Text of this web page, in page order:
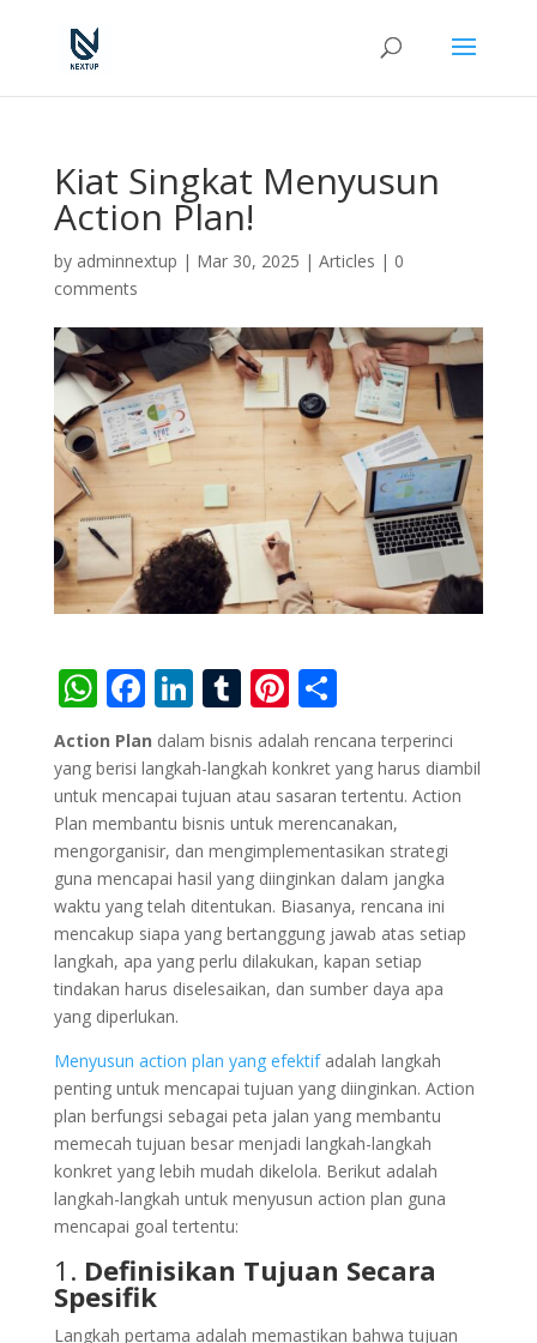
Kiat Singkat Menyusun
Action Plan!
by adminnextup | Mar 30, 2025 | Articles | 0
comments
W
h
at
s
A
p
p
F
ac
e
b
o
o
k
Li
n
k
e
dI
n
T
u
m
bl
r
Pi
nt
er
e
st
S
h
ar
e
Action Plan dalam bisnis adalah rencana terperinci
yang berisi langkah-langkah konkret yang harus diambil
untuk mencapai tujuan atau sasaran tertentu. Action
Plan membantu bisnis untuk merencanakan,
mengorganisir, dan mengimplementasikan strategi
guna mencapai hasil yang diinginkan dalam jangka
waktu yang telah ditentukan. Biasanya, rencana ini
mencakup siapa yang bertanggung jawab atas setiap
langkah, apa yang perlu dilakukan, kapan setiap
tindakan harus diselesaikan, dan sumber daya apa
yang diperlukan.
Menyusun action plan yang efektifadalah langkah
penting untuk mencapai tujuan yang diinginkan. Action
plan berfungsi sebagai peta jalan yang membantu
memecah tujuan besar menjadi langkah-langkah
konkret yang lebih mudah dikelola. Berikut adalah
langkah-langkah untuk menyusun action plan guna
mencapai goal tertentu:
1. Definisikan Tujuan Secara
Spesifik
Langkah pertama adalah memastikan bahwa tujuan